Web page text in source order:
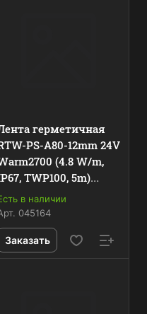
герметичная
PS-A80-12mm 24V
(4.8 W/m,
TWP100, 5m)
-) 045164
в наличии
045164
Заказать